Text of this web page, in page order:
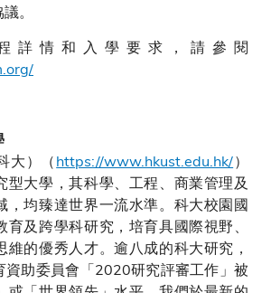
。
詳情和入學要求，請參閱
大）（https://www.hkust.edu.hk/）
型大學，其科學、工程、商業管理及
，均臻達世界一流水準。科大校園國
及跨學科研究，培育具國際視野、
維的優秀人才。逾八成的科大研究，
資助委員會「2020研究評審工作」被